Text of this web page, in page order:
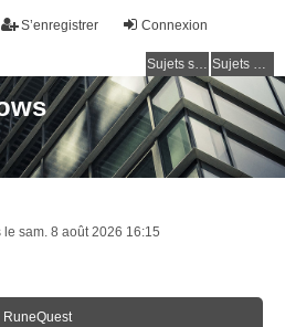
Connexion
S’enregistrer
Sujets sans réponse Sujets actifs
le sam. 8 août 2026 16:15
RuneQuest